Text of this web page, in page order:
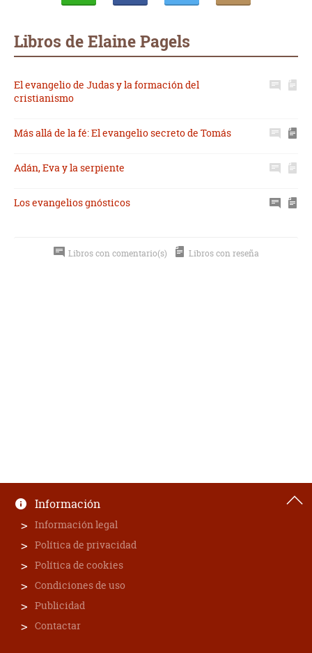
Libros de Elaine Pagels
El evangelio de Judas y la formación del
cristianismo
Más allá de la fé: El evangelio secreto de Tomás
Adán, Eva y la serpiente
Los evangelios gnósticos
Libros con comentario(s) Libros con reseña
Información
Información legal
Política de privacidad
Política de cookies
Condiciones de uso
Publicidad
Contactar